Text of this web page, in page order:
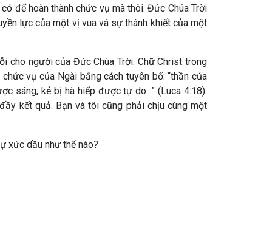
để hoàn thành chức vụ mà thôi. Đức Chúa Trời
lực của một vị vua và sự thánh khiết của một
cho người của Đức Chúa Trời. Chữ Christ trong
vụ của Ngài bằng cách tuyên bố: “thần của
sáng, kẻ bị hà hiếp được tự do...” (Luca 4:18).
kết quả. Bạn và tôi cũng phải chịu cùng một
xức dầu như thế nào?